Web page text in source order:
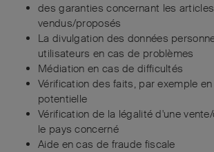
des garanties concernant les articles
vendus/proposés
La divulgation des données
utilisateurs en cas de problèmes
Médiation en cas de difficultés
Vérification des faits, par exemple
potentielle
Vérification de la légalité d'une
le pays concerné
Aide en cas de fraude fiscale